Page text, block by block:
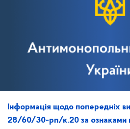
Інформація щодо попередніх
28/60/30-рп/к.20 за ознаками